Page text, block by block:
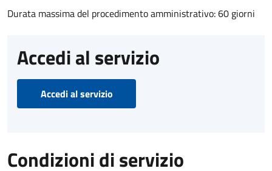
Durata massima del procedimento amministrativo: 60 giorni
Accedi al servizio
Accedi al servizio
Condizioni di servizio